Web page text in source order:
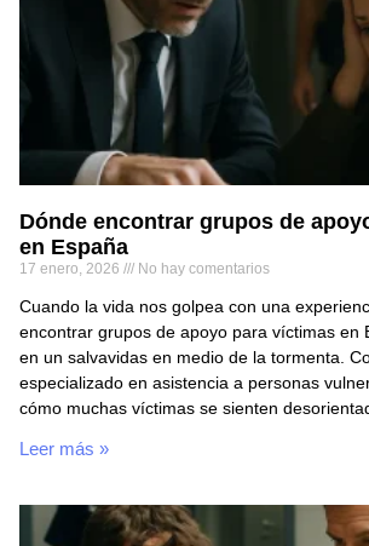
Dónde encontrar grupos de
en España
17 enero, 2026 No hay comentarios
Cuando la vida nos golpea con una
encontrar grupos de apoyo para víctimas en
en un salvavidas en medio de la tormenta.
especializado en asistencia a personas
cómo muchas víctimas se sienten
Leer más »